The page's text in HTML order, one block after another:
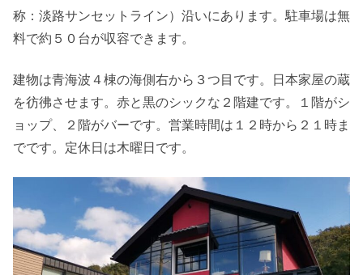
称：淡路サンセットライン）沿いにあります。駐車場は無
料で約５０台が収容できます。
建物は青海波４棟の海側右から３つ目です。日本家屋の蔵
を彷彿させます。赤と黒のシックな２階建です。１階がシ
ョップ、２階がバーです。営業時間は１２時から２１時ま
でです。定休日は木曜日です。